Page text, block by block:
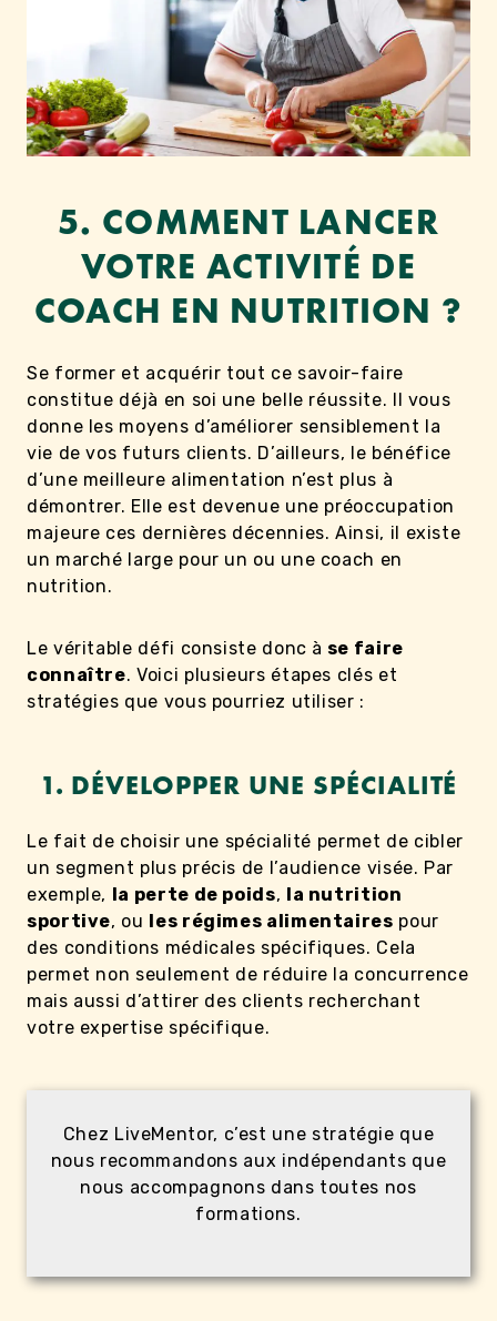
5. COMMENT LANCER
VOTRE ACTIVITÉ DE
COACH EN NUTRITION ?
Se former et acquérir tout ce savoir-faire
constitue déjà en soi une belle réussite. Il vous
donne les moyens d’améliorer sensiblement la
vie de vos futurs clients. D’ailleurs, le bénéfice
d’une meilleure alimentation n’est plus à
démontrer. Elle est devenue une préoccupation
majeure ces dernières décennies. Ainsi, il existe
un marché large pour un ou une coach en
nutrition.
Le véritable défi consiste donc à se faire
connaître. Voici plusieurs étapes clés et
stratégies que vous pourriez utiliser :
1. DÉVELOPPER UNE SPÉCIALITÉ
Le fait de choisir une spécialité permet de cibler
un segment plus précis de l’audience visée. Par
exemple, la perte de poids, la nutrition
sportive, ou les régimes alimentaires pour
des conditions médicales spécifiques. Cela
permet non seulement de réduire la concurrence
mais aussi d’attirer des clients recherchant
votre expertise spécifique.
Chez LiveMentor, c’est une stratégie que
nous recommandons aux indépendants que
nous accompagnons dans toutes nos
formations.